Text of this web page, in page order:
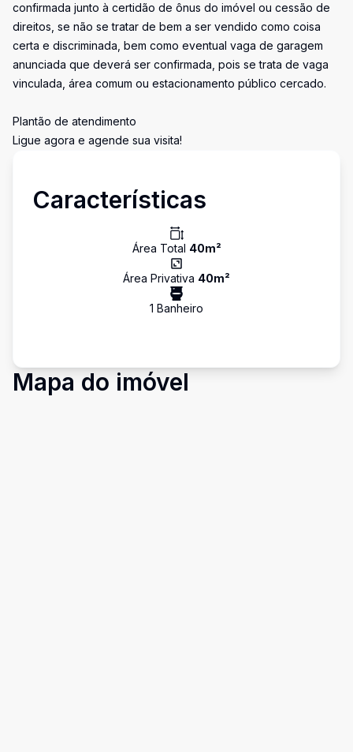
confirmada junto à certidão de ônus do imóvel ou cessão de
direitos, se não se tratar de bem a ser vendido como coisa
certa e discriminada, bem como eventual vaga de garagem
anunciada que deverá ser confirmada, pois se trata de vaga
vinculada, área comum ou estacionamento público cercado.
Plantão de atendimento
Ligue agora e agende sua visita!
Características
Área Total 40m²
Área Privativa 40m²
1 Banheiro
Mapa do imóvel